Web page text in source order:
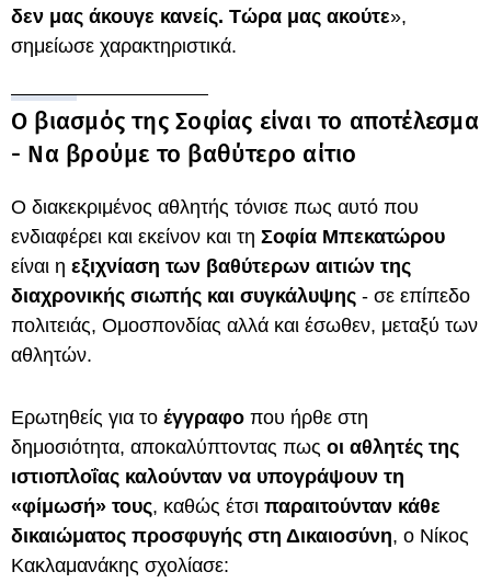
δεν μας άκουγε κανείς. Τώρα μας ακούτε»,
σημείωσε χαρακτηριστικά.
Ο βιασμός της Σοφίας είναι το αποτέλεσμα
- Να βρούμε το βαθύτερο αίτιο
Ο διακεκριμένος αθλητής τόνισε πως αυτό που
ενδιαφέρει και εκείνον και τη Σοφία Μπεκατώρου
είναι η εξιχνίαση των βαθύτερων αιτιών της
διαχρονικής σιωπής και συγκάλυψης - σε επίπεδο
πολιτειάς, Ομοσπονδίας αλλά και έσωθεν, μεταξύ των
αθλητών.
Ερωτηθείς για το έγγραφο που ήρθε στη
δημοσιότητα, αποκαλύπτοντας πως οι αθλητές της
ιστιοπλοΐας καλούνταν να υπογράψουν τη
«φίμωσή» τους, καθώς έτσι παραιτούνταν κάθε
δικαιώματος προσφυγής στη Δικαιοσύνη, ο Νίκος
Κακλαμανάκης σχολίασε: